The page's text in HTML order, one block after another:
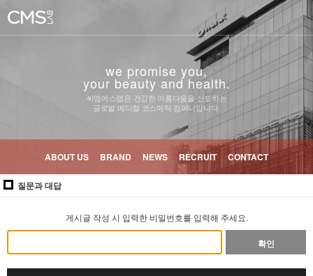
we promise you,
your beauty and health.
씨엠에스랩은 건강한 아름다움을 선도하는
글로벌 메디컬 코스메틱 컴퍼니입니다.
ABOUT US BRAND NEWS RECRUIT CONTACT
질문과 대답
게시글 작성 시 입력한 비밀번호를 입력해 주세요.
확인